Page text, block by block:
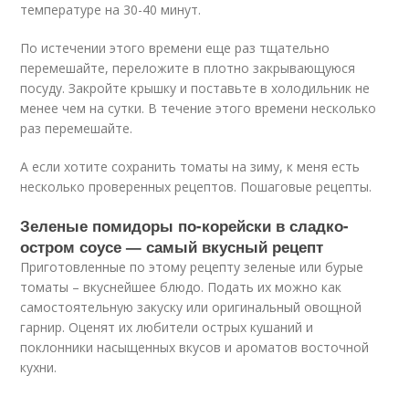
температуре на 30-40 минут.
По истечении этого времени еще раз тщательно
перемешайте, переложите в плотно закрывающуюся
посуду. Закройте крышку и поставьте в холодильник не
менее чем на сутки. В течение этого времени несколько
раз перемешайте.
А если хотите сохранить томаты на зиму, к меня есть
несколько проверенных рецептов. Пошаговые рецепты.
Зеленые помидоры по-корейски в сладко-
остром соусе — самый вкусный рецепт
Приготовленные по этому рецепту зеленые или бурые
томаты – вкуснейшее блюдо. Подать их можно как
самостоятельную закуску или оригинальный овощной
гарнир. Оценят их любители острых кушаний и
поклонники насыщенных вкусов и ароматов восточной
кухни.